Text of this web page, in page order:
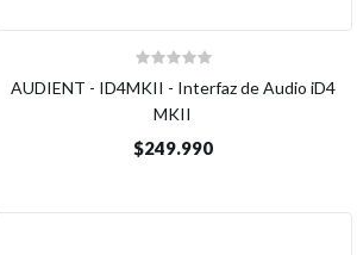
AUDIENT - ID4MKII - Interfaz de Audio iD4
MKII
$249.990